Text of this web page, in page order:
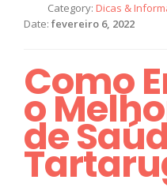
Category: Dicas &
Date: fevereiro 6, 2022
Como
o
de